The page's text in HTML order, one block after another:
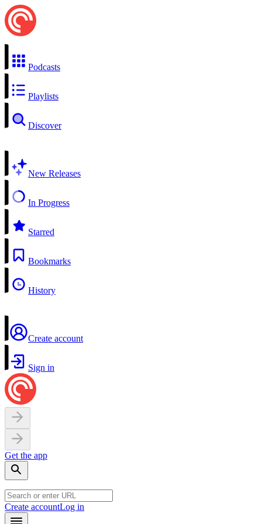
Podcasts
Playlists
Discover
New Releases
In Progress
Starred
Bookmarks
History
Create account
Sign in
Get the app
Create accountLog in